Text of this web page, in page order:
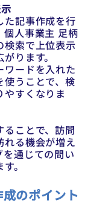
た記事作成を行
個人事業主 足柄
検索で上位表示
ります。
ワードを入れた
使うことで、検
やすくなりま
ことで、訪問
れる機会が増え
通じての問い
。
のポイント